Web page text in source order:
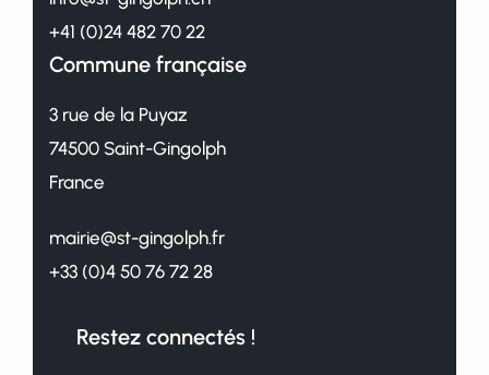
+41 (0)24 482 70 22
Commune française
3 rue de la Puyaz
74500 Saint-Gingolph
France
mairie@st-gingolph.fr
+33 (0)4 50 76 72 28
Restez connectés !